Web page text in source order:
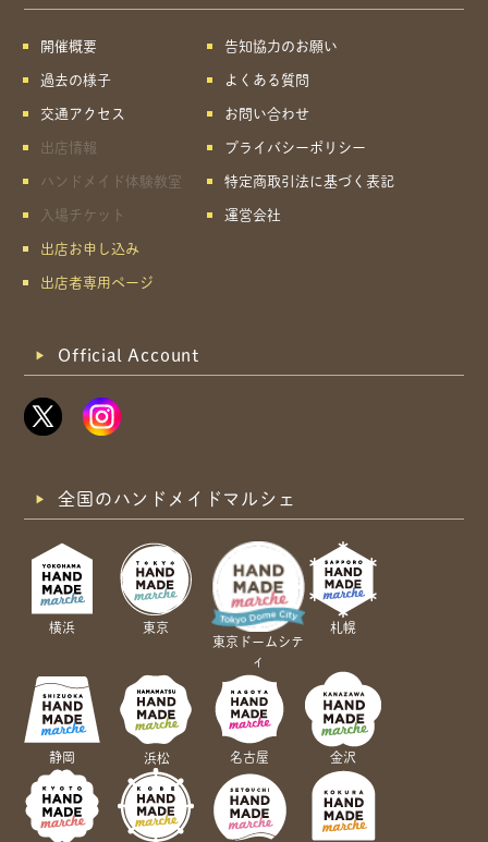
開催概要
過去の様子
交通アクセス
出店情報
ハンドメイド体験教室
入場チケット
出店お申し込み
出店者専用ページ
告知協力のお願い
よくある質問
お問い合わせ
プライバシーポリシー
特定商取引法に基づく表記
運営会社
Official Account
全国のハンドメイドマルシェ
横浜
東京
東京ドームシテ
ィ
札幌
静岡 浜松 名古屋 金沢